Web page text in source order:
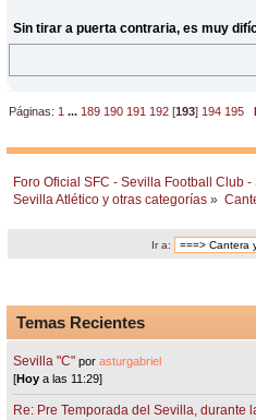
Sin tirar a puerta contraria, es muy
Páginas: 1 ... 189 190 191 192 [193] 194 195
Foro Oficial SFC - Sevilla Football Club
Sevilla Atlético y otras categorías »
Ir a:
Temas Recientes
Sevilla "C"porasturgabriel
[Hoy a las 11:29]
Re: Pre Temporada del Sevilla, durante